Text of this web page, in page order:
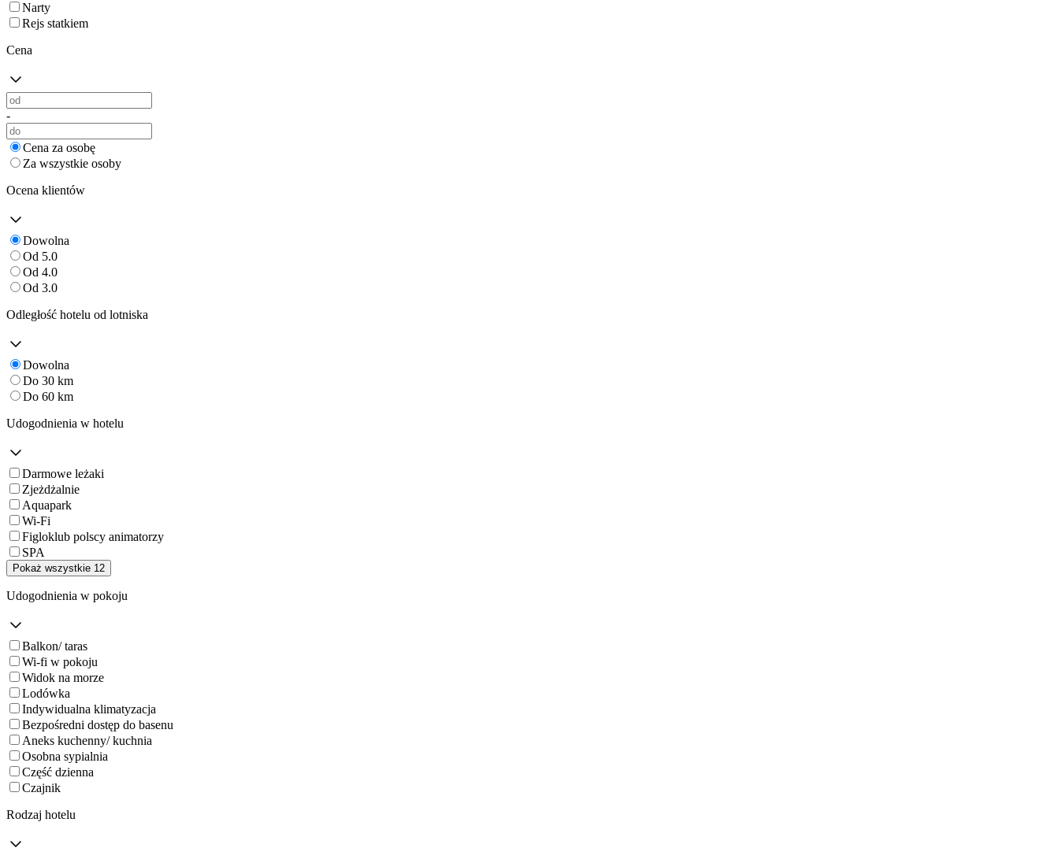
Narty
Rejs statkiem
Cena
-
Cena za osobę
Za wszystkie osoby
Ocena klientów
Dowolna
Od 5.0
Od 4.0
Od 3.0
Odległość hotelu od lotniska
Dowolna
Do 30 km
Do 60 km
Udogodnienia w hotelu
Darmowe leżaki
Zjeżdżalnie
Aquapark
Wi-Fi
Figloklub polscy animatorzy
SPA
Pokaż wszystkie 12
Udogodnienia w pokoju
Balkon/ taras
Wi-fi w pokoju
Widok na morze
Lodówka
Indywidualna klimatyzacja
Bezpośredni dostęp do basenu
Aneks kuchenny/ kuchnia
Osobna sypialnia
Część dzienna
Czajnik
Rodzaj hotelu